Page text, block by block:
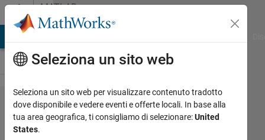
Vai al contenutoMATLAB
Answers
any body
please
Seleziona un sito web
Seleziona un sito web per visualizzare contenuto tradotto
dove disponibile e vedere eventi e offerte locali. In base alla
tua area geografica, ti consigliamo di selezionare:United
States.